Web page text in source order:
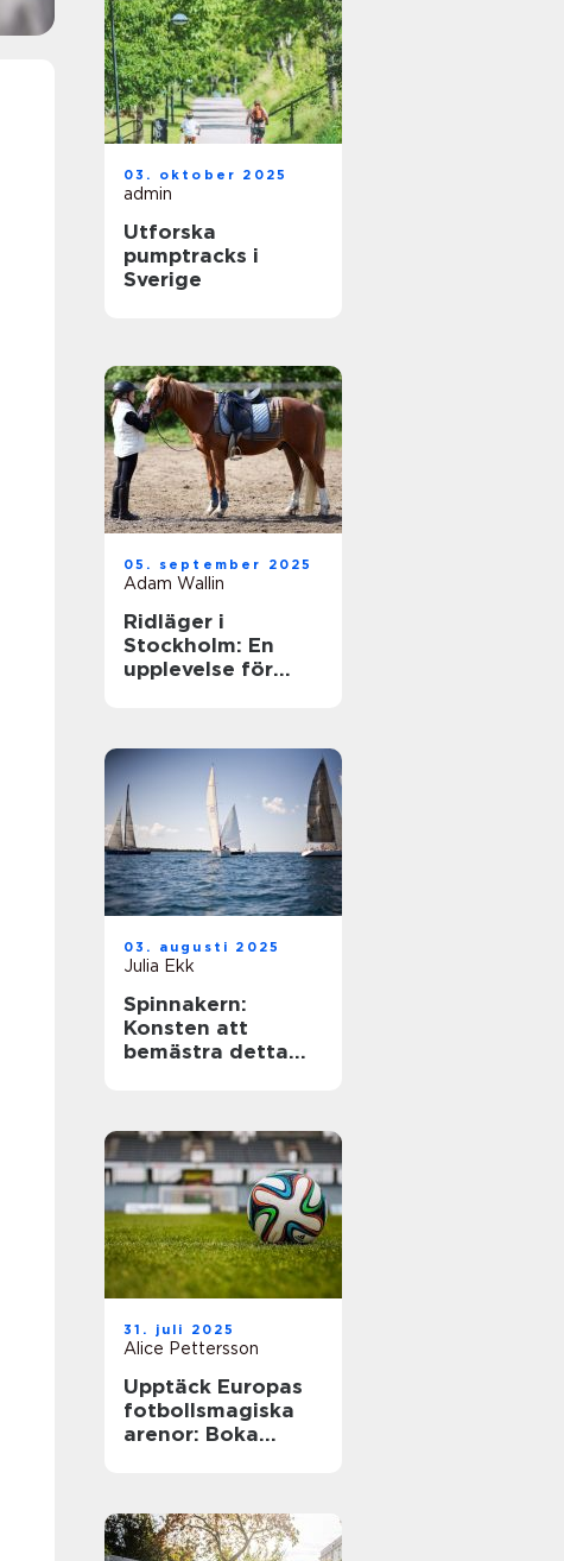
03. oktober 2025
admin
Utforska
pumptracks i
Sverige
05. september 2025
Adam Wallin
Ridläger i
Stockholm: En
upplevelse för
03. augusti 2025
Julia Ekk
Spinnakern:
Konsten att
bemästra detta
31. juli 2025
Alice Pettersson
Upptäck Europas
fotbollsmagiska
arenor: Boka